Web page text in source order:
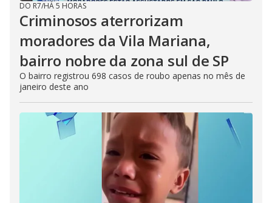
DO R7/HÁ 5 HORAS
Criminosos aterrorizam
moradores da Vila Mariana,
bairro nobre da zona sul de SP
O bairro registrou 698 casos de roubo apenas no mês de
janeiro deste ano